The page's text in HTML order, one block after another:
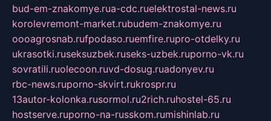
bud-em-znakomye.rua-cdc.ruelektrostal-news.ru
korolevremont-market.rubudem-znakomye.ru
oooagrosnab.rufpodaso.ruemfire.rupro-otdelky.ru
ukrasotki.ruseksuzbek.ruseks-uzbek.ruporno-vk.ru
sovratili.ruolecoon.ruvd-dosug.ruadonyev.ru
rbc-news.ruporno-skvirt.rukrospr.ru
13autor-kolonka.rusormol.ru2rich.ruhostel-65.ru
hostserve.ruporno-na-russkom.rumishinlab.ru